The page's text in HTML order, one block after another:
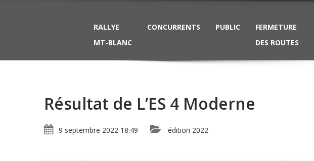
RALLYE
MT-BLANC
CONCURRENTS PUBLIC
FERMETURE
DES ROUTES
Résultat de L’ES 4 Moderne
9 septembre 2022 18:49 édition 2022